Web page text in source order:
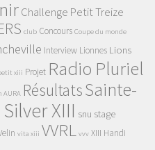
Challenge Petit Treize
club Concours Coupe du monde
Interview Lionnes Lions
xiii Projet Radio Pluriel
AURA RésultatsSainte-
Silver XIII snu stage
vita xiii VVRL vvv XIII Handi